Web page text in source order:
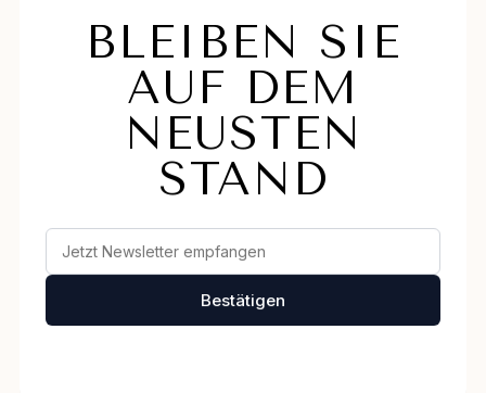
Rechtliches
AGB Pralinenkurse
Datenschutz